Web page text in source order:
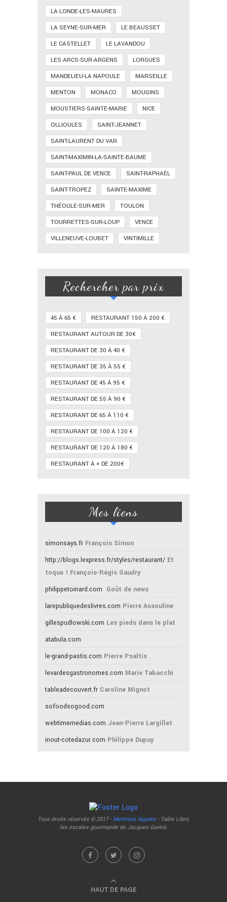
LA LONDE-LES-MAURES
LA SEYNE-SUR-MER
LE BEAUSSET
LE CASTELLET
LE LAVANDOU
LES ARCS-SUR-ARGENS
LORGUES
MANDELIEU-LA NAPOULE
MARSEILLE
MENTON
MONACO
MOUGINS
MOUSTIERS-SAINTE-MARIE
NICE
OLLIOULES
SAINT-JEANNET
SAINT-LAURENT DU VAR
SAINT-MAXIMIN-LA-SAINTE-BAUME
SAINT-PAUL DE VENCE
SAINT-RAPHAËL
SAINT-TROPEZ
SAINTE-MAXIME
THÉOULE-SUR-MER
TOULON
TOURRETTES-SUR-LOUP
VENCE
VILLENEUVE-LOUBET
VINTIMILLE
Rechercher par prix
45 À 65 €
RESTAURANT 150 À 200 €
RESTAURANT AUTOUR DE 30€
RESTAURANT DE 30 À 40 €
RESTAURANT DE 35 À 55 €
RESTAURANT DE 45 À 95 €
RESTAURANT DE 55 À 90 €
RESTAURANT DE 65 À 110 €
RESTAURANT DE 100 À 120 €
RESTAURANT DE 120 À 180 €
RESTAURANT À + DE 200€
Mes liens
simonsays.fr François Simon
http://blogs.lexpress.fr/styles/restaurant/ Et
toque ! François-Régis Gaudry
philippetoinard.com Goût de news
larepubliquedeslivres.com Pierre Assouline
gillespudlowski.com Les pieds dans le plat
atabula.com
le-grand-pastis.com Pierre Psaltis
levardesgastronomes.com Marie Tabacchi
tableadecouvert.fr Caroline Mignot
sofoodsogood.com
webtimemedias.com Jean-Pierre Largillet
inout-cotedazur.com Philippe Dupuy
Tous droits réservés © 2017 - Mentions légales - Table Libre,
les escales gourmande de Jacques Gantié.
HAUT DE PAGE